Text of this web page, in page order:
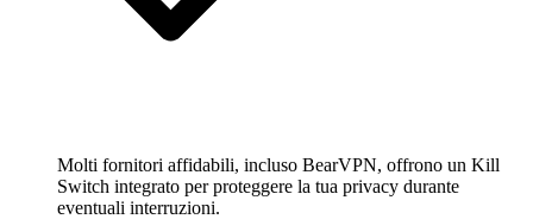
Molti fornitori affidabili, incluso BearVPN, offrono un Kill
Switch integrato per proteggere la tua privacy durante
eventuali interruzioni.